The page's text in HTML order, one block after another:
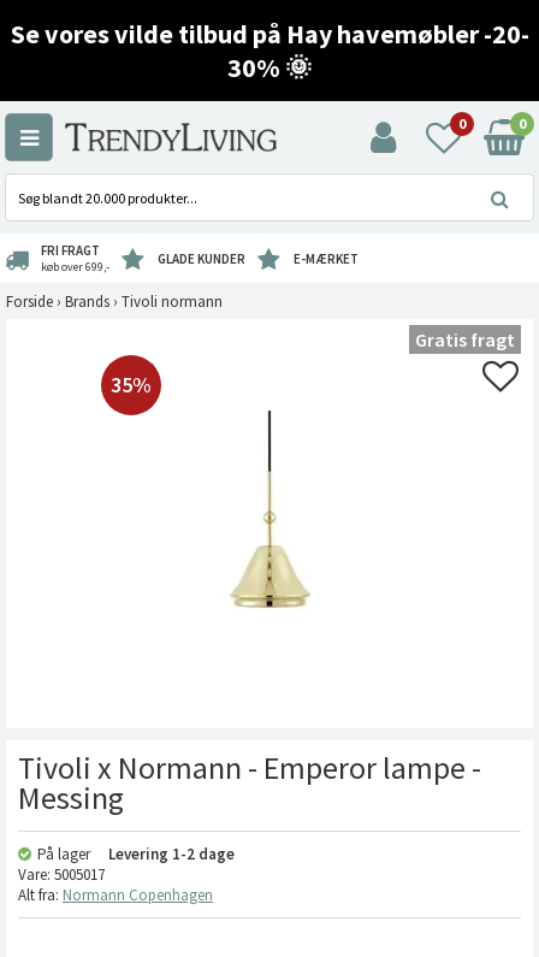
Se vores vilde tilbud på Hay havemøbler -20-
30% 🌞
0 0
FRI FRAGT
køb over 699,- GLADE KUNDER E-MÆRKET
Forside › Brands › Tivoli normann
35%
Gratis fragt
Tivoli x Normann - Emperor lampe -
Messing
På lager Levering 1-2 dage
Vare: 5005017
Alt fra: Normann Copenhagen